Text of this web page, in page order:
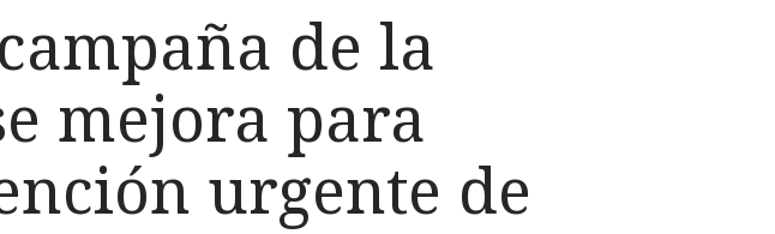
de la
mejora para
urgente de